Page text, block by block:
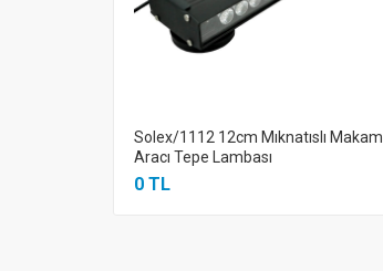
Solex/1112 12cm Mıknatıslı Makam
Aracı Tepe Lambası
0 TL